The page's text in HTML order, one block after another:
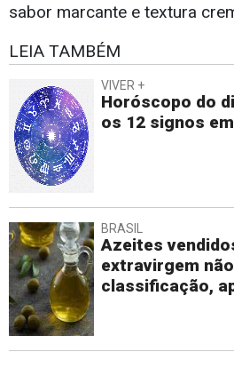
sabor marcante e textura
LEIA TAMBÉM
VIVER +
Horóscopo do
os 12 signos
BRASIL
Azeites
extravirgem
classificação,